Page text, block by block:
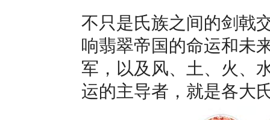
不只是氏族之间的剑戟
响翡翠帝国的命运和未
军，以及风、土、火、
运的主导者，就是各大